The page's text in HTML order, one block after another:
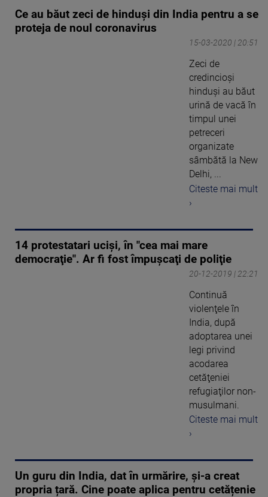
Ce au băut zeci de hinduşi din India pentru a se
proteja de noul coronavirus
15-03-2020 | 20:51
Zeci de
credincioşi
hinduşi au băut
urină de vacă în
timpul unei
petreceri
organizate
sâmbătă la New
Delhi, ...
Citeste mai mult
›
14 protestatari ucişi, în "cea mai mare
democraţie". Ar fi fost împuşcaţi de poliţie
20-12-2019 | 22:21
Continuă
violenţele în
India, după
adoptarea unei
legi privind
acodarea
cetăţeniei
refugiaţilor non-
musulmani.
Citeste mai mult
›
Un guru din India, dat în urmărire, și-a creat
propria țară. Cine poate aplica pentru cetățenie